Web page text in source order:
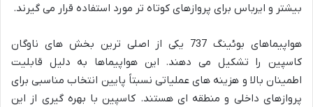
بیشتر و ایرباس برای پروازهای کوتاه تر مورد استفاده قرار می گیرند.
هواپیماهای بوئینگ 737 یکی از اصلی ترین بخش های ناوگان
کاسپین را تشکیل می دهند. این هواپیماها به دلیل قابلیت
اطمینان بالا و هزینه های عملیاتی نسبتاً پایین انتخاب مناسبی برای
پروازهای داخلی و منطقه ای هستند. کاسپین با بهره گیری از این